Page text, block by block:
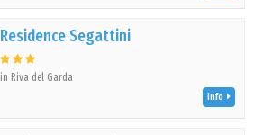
Residence Segattini
in Riva del Garda
Info